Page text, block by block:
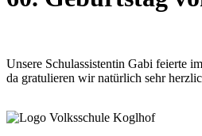
Unsere Schulassistentin Gabi feierte
da gratulieren wir natürlich sehr